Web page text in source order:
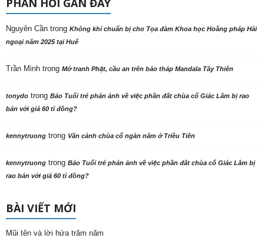
PHẢN HỒI GẦN ĐÂY
Nguyên Cần trong Không khí chuẩn bị cho Tọa đàm Khoa học Hoằng pháp Hải
ngoại năm 2025 tại Huế
Trần Minh trong Mở tranh Phật, cầu an trên bảo tháp Mandala Tây Thiên
tonydo trong Báo Tuổi trẻ phản ảnh về việc phần đất chùa cổ Giác Lâm bị rao
bán với giá 60 tỉ đồng?
kennytruong trong Vãn cảnh chùa cổ ngàn năm ở Triều Tiên
kennytruong trong Báo Tuổi trẻ phản ảnh về việc phần đất chùa cổ Giác Lâm bị
rao bán với giá 60 tỉ đồng?
BÀI VIẾT MỚI
Mũi tên và lời hứa trăm năm